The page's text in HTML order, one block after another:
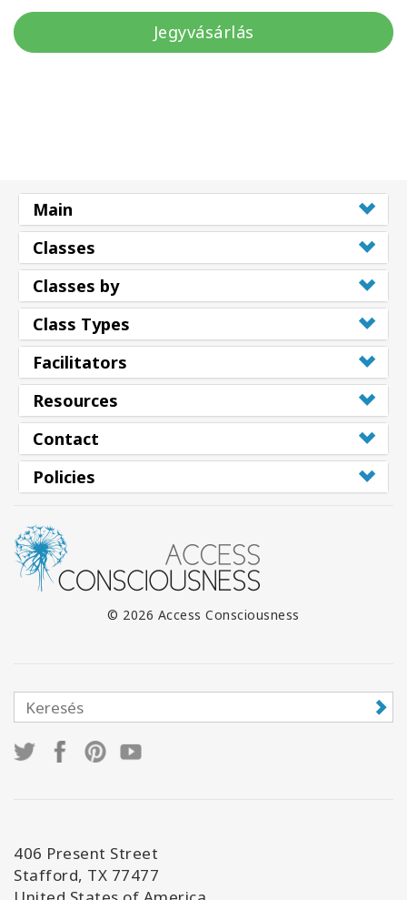
Jegyvásárlás
Main
Classes
Classes by
Class Types
Facilitators
Resources
Contact
Policies
© 2026 Access Consciousness
406 Present Street
Stafford, TX 77477